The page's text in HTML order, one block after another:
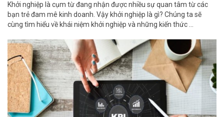
Khởi nghiệp là cụm từ đang nhận được nhiều sự quan tâm từ các
bạn trẻ đam mê kinh doanh. Vậy khởi nghiệp là gì? Chúng ta sẽ
cùng tìm hiểu về khái niệm khởi nghiệp và những kiến thức ...